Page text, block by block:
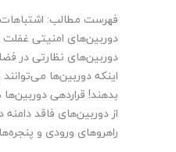
فهرست مطالب:
دوربین‌های امنیتی غفلت
دوربین‌های نظارتی در
اینکه دوربین‌ها
بدهند! قراردهی دوربین‌ها
از دوربین‌های فاقد
راهروهای ورودی و